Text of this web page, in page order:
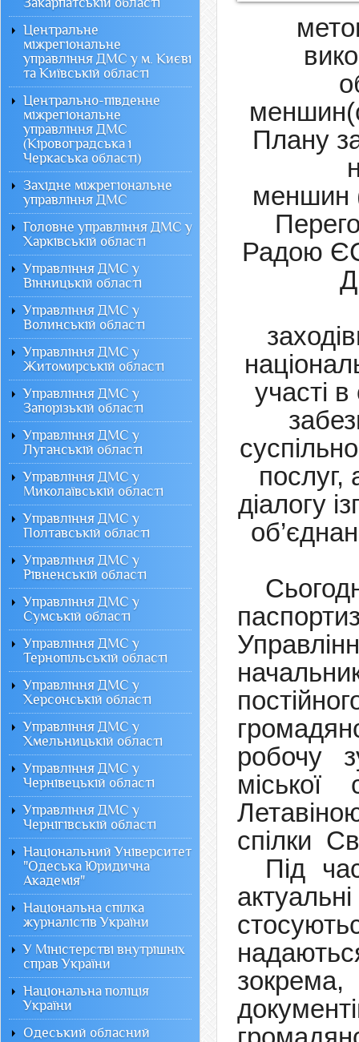
Плану
меншин
Радою
заходів
участі
послуг,
діалогу із
об’
робочу
міської
спілки
Під
зокрема,
Центральне
міжрегіональне
управління ДМС у м. Києві
та Київській області
Центрально-південне
міжрегіональне
управління ДМС
(Кіровоградська і
Черкаська області)
Західне міжрегіональне
управління ДМС
Головне управління ДМС у
Харківській області
Управління ДМС у
Вінницькій області
Управління ДМС у
Волинській області
Управління ДМС у
Житомирській області
Управління ДМС у
Запорізькій області
Управління ДМС у
Луганській області
Управління ДМС у
Миколаївській області
Управління ДМС у
Полтавській області
Управління ДМС у
Рівненській області
Управління ДМС у
Сумській області
Управління ДМС у
Тернопільській області
Управління ДМС у
Херсонській області
Управління ДМС у
Хмельницькій області
Управління ДМС у
Чернівецькій області
Управління ДМС у
Чернігівській області
Національний Університет
"Одеська Юридична
Академія"
Національна спілка
журналістів України
У Міністерстві внутрішніх
справ України
Національна поліція
України
Одеський обласний